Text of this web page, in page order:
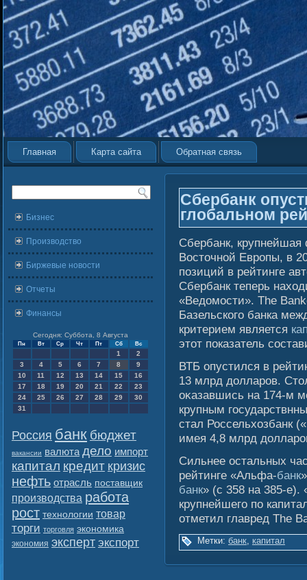
Главная Карта сайта Обратная связь
Бизнес
Производство
Биржевые новости
Отчеты
Финансы
Сегодня: Суббота, 8 Августа
Пн Вт Ср Чт Пт Сб Вс
1
2
3
4 5 6 7 8
9
10
11 12 13 14 15
16
17
18 19 20 21 22
23
24
25 26 27 28 29
30
31
Россия банк бюджет
вакансии валюта дело импорт
капитал кредит кризис
нефть отрасль поставщик
производства работа
рост технологии товар
торги торговля экономика
экономия эксперт экспорт
Сбербанк
глобальном
Сбербанк, крупнейшая
Восточной Европы, в
позиций в рейтинге
Сбербанк теперь
«Ведомости». The
Базельского банка
критерием является
этот показатель
ВТБ опустился в
13 млрд долларов.
оκазавшись на 174-м
крупным
стал Россельхозбанк
имея 4,8 млрд
Сильнее остальных
рейтинге «Альфа-банк
банк» (с 358 на 385-е).
крупнейшего по
отметил главред The
Метки: банк, капитал